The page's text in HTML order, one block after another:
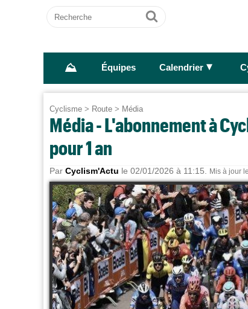
Recherche
Ok
⛰ Équipes Calendrier ►
Cyclisme > Route > Média
Média - L'abonnement à
pour 1 an
Par Cyclism'Actu le 02/01/2026 à 11:15. Mis à jour